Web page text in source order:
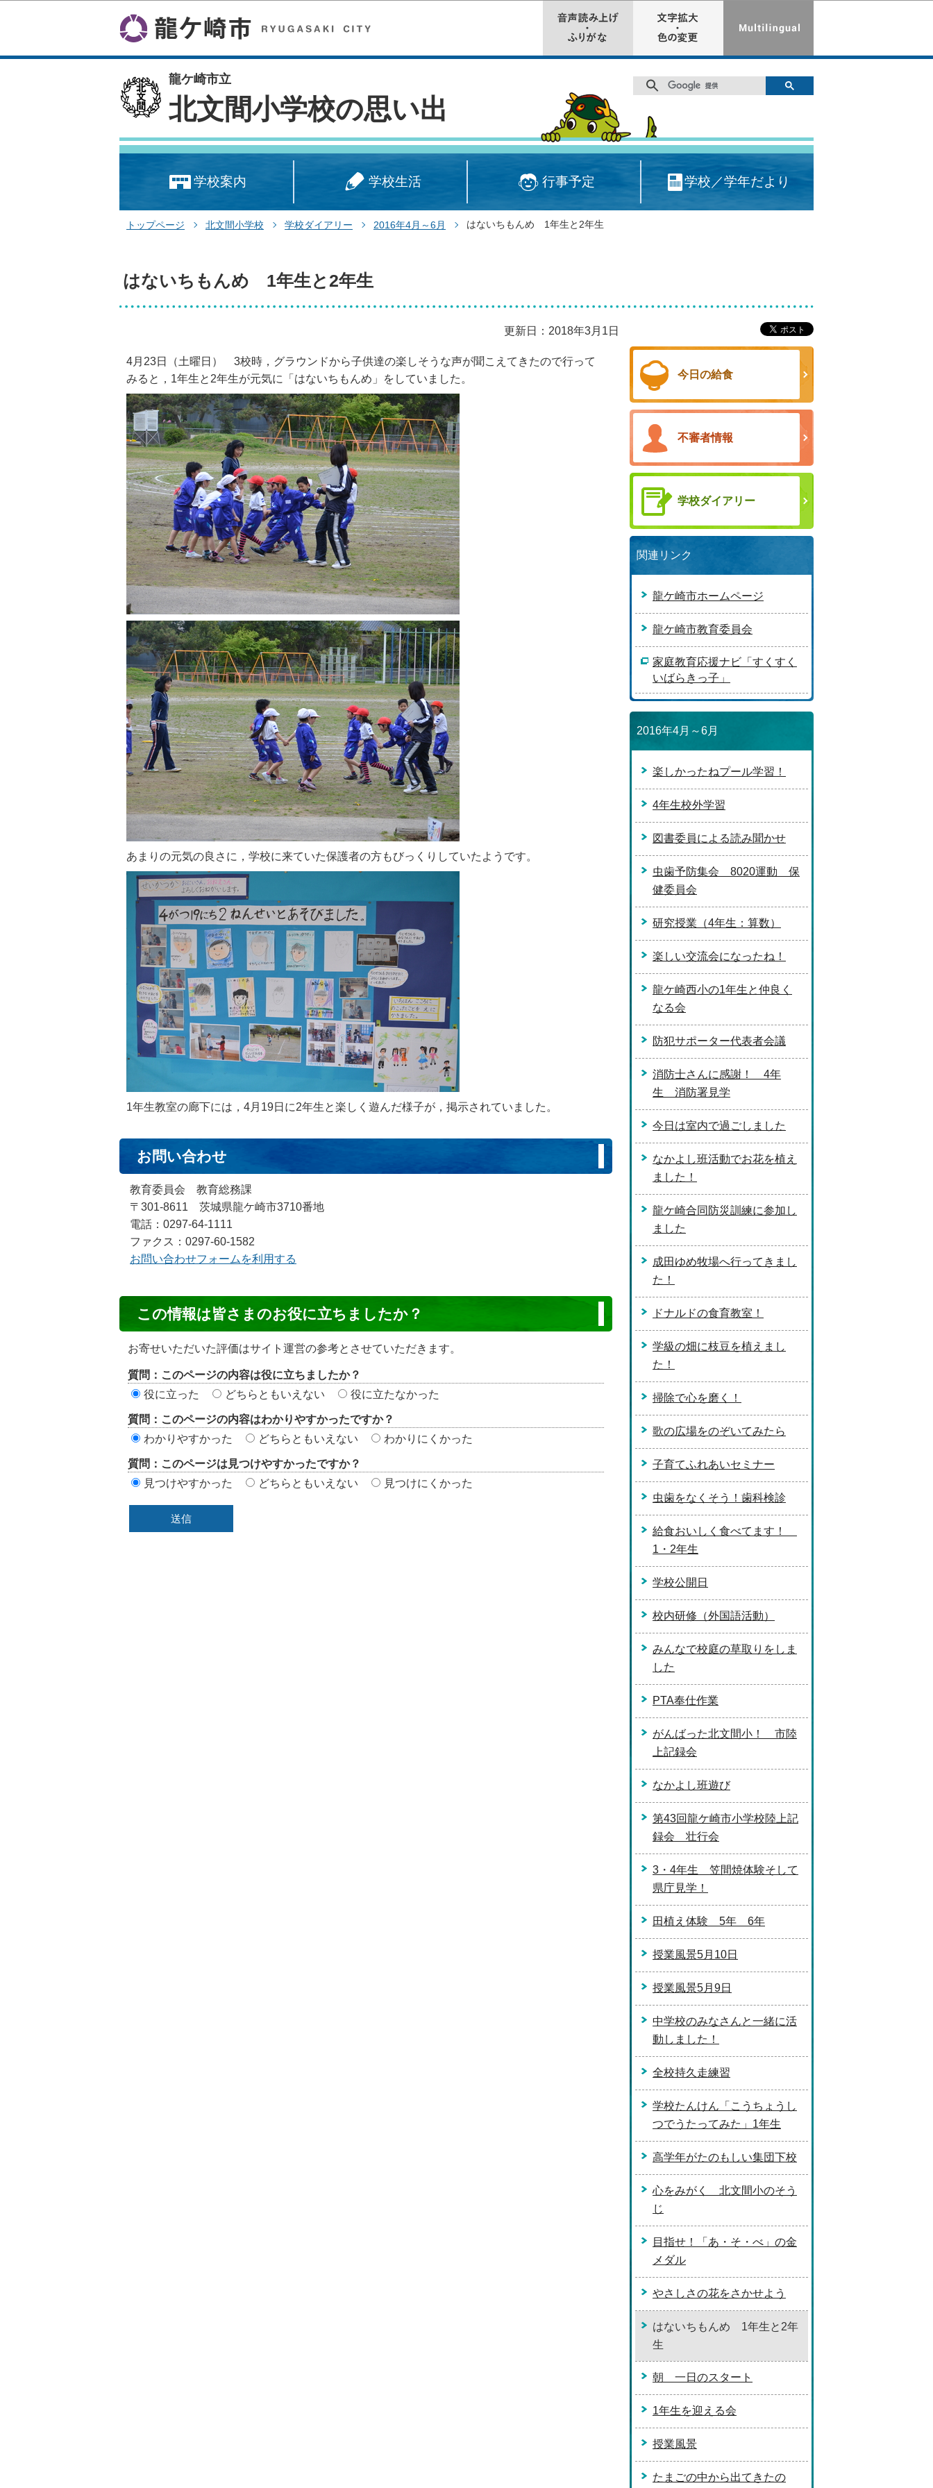
龍ケ崎市立
北文間小学校の思い出
学校案内 学校生活 行事予定 学校／学年だより
トップページ 北文間小学校 学校ダイアリー 2016年4月～6月 はないちもんめ 1年生と2年生
はないちもんめ 1年生と2年生
更新日：2018年3月1日
4月23日（土曜日） 3校時，グラウンドから子供達の楽しそうな声が聞こえてきたので行って
みると，1年生と2年生が元気に「はないちもんめ」をしていました。
あまりの元気の良さに，学校に来ていた保護者の方もびっくりしていたようです。
1年生教室の廊下には，4月19日に2年生と楽しく遊んだ様子が，掲示されていました。
お問い合わせ
教育委員会 教育総務課
〒301-8611 茨城県龍ケ崎市3710番地
電話：0297-64-1111
ファクス：0297-60-1582
お問い合わせフォームを利用する
ン
テ
ン
ツ
価
リ
ア
この情報は皆さまのお役に立ちましたか？
お寄せいただいた評価はサイト運営の参考とさせていただきます。
質問：このページの内容は役に立ちましたか？
役に立った
どちらともいえない 役に立たなかった
質問：このページの内容はわかりやすかったですか？
わかりやすかった
どちらともいえない わかりにくかった
質問：このページは見つけやすかったですか？
見つけやすかった
どちらともいえない 見つけにくかった
今日の給食
不審者情報
学校ダイアリー
関連リンク
龍ケ崎市ホームページ
龍ケ崎市教育委員会
家庭教育応援ナビ「すくすく
いばらきっ子」
2016年4月～6月
楽しかったねプール学習！
4年生校外学習
図書委員による読み聞かせ
虫歯予防集会 8020運動 保
健委員会
研究授業（4年生：算数）
楽しい交流会になったね！
龍ケ崎西小の1年生と仲良く
なる会
防犯サポーター代表者会議
消防士さんに感謝！ 4年
生 消防署見学
今日は室内で過ごしました
なかよし班活動でお花を植え
ました！
龍ケ崎合同防災訓練に参加し
ました
成田ゆめ牧場へ行ってきまし
た！
ドナルドの食育教室！
学級の畑に枝豆を植えまし
た！
掃除で心を磨く！
歌の広場をのぞいてみたら
子育てふれあいセミナー
虫歯をなくそう！歯科検診
給食おいしく食べてます！
1・2年生
学校公開日
校内研修（外国語活動）
みんなで校庭の草取りをしま
した
PTA奉仕作業
がんばった北文間小！ 市陸
上記録会
なかよし班遊び
第43回龍ケ崎市小学校陸上記
録会 壮行会
3・4年生 笠間焼体験そして
県庁見学！
田植え体験 5年 6年
授業風景5月10日
授業風景5月9日
中学校のみなさんと一緒に活
動しました！
全校持久走練習
学校たんけん「こうちょうし
つでうたってみた」1年生
高学年がたのもしい集団下校
心をみがく 北文間小のそう
じ
目指せ！「あ・そ・べ」の金
メダル
やさしさの花をさかせよう
はないちもんめ 1年生と2年
生
朝 一日のスタート
1年生を迎える会
授業風景
たまごの中から出てきたの